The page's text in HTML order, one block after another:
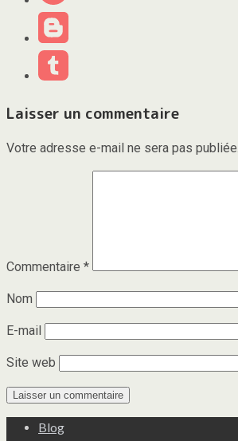
Laisser un commentaire
Votre adresse e-mail ne sera pas publiée.
Commentaire *
Nom
E-mail
Site web
Blog